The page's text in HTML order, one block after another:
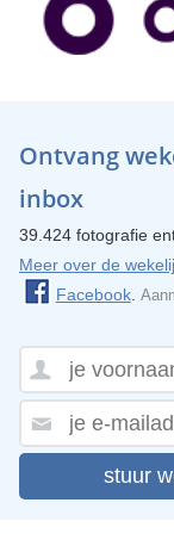
Ontvang
inbox
39.424 fotografie
Meer over de
Facebook.
stuur